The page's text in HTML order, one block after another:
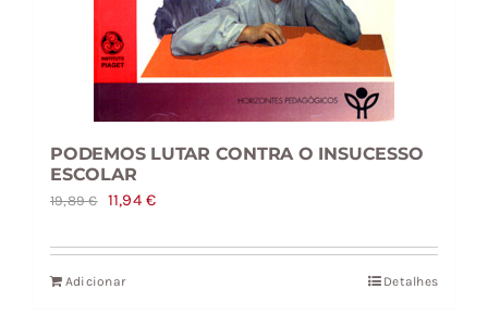
PODEMOS LUTAR CONTRA O INSUCESSO
ESCOLAR
19,89€
O
original
era:
11,94€O
atual
Adicionar Detalhes